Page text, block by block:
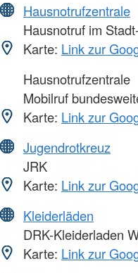
Hausnotrufzentrale
Hausnotruf im
Karte: Link zur
Hausnotrufzentrale
Mobilruf
Karte: Link zur
Jugendrotkreuz
JRK
Karte: Link zur
Kleiderläden
DRK-Kleiderladen
Karte: Link zur